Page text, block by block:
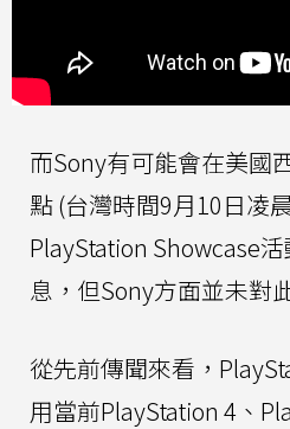
而Sony有可能會在美國
點 (台灣時間9月10日凌
PlayStation Showcase
息，但Sony方面並未對
從先前傳聞來看，
用當前PlayStation 4、